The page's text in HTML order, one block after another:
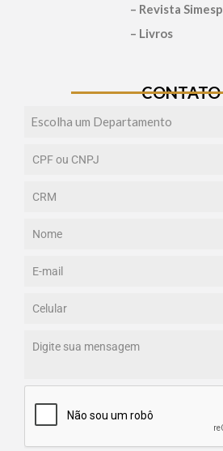
– Revista Simesp
– Livros
CONTATO
Escolha um Departamento